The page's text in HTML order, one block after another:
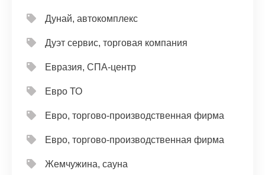
Дунай, автокомплекс
Дуэт сервис, торговая компания
Евразия, СПА-центр
Евро ТО
Евро, торгово-производственная фирма
Евро, торгово-производственная фирма
Жемчужина, сауна